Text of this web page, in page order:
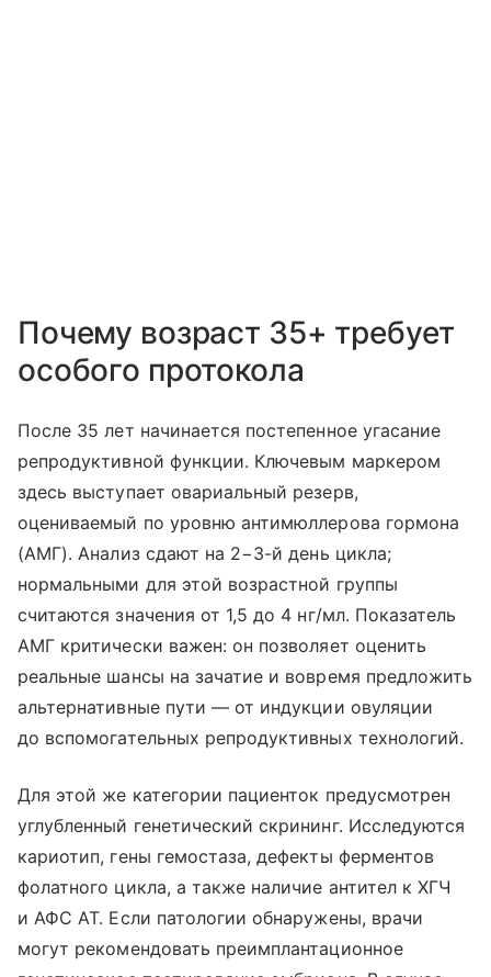
Почему возраст 35+ требует
особого протокола
После 35 лет начинается постепенное угасание
репродуктивной функции. Ключевым маркером
здесь выступает овариальный резерв,
оцениваемый по уровню антимюллерова гормона
(АМГ). Анализ сдают на 2−3-й день цикла;
нормальными для этой возрастной группы
считаются значения от 1,5 до 4 нг/мл. Показатель
АМГ критически важен: он позволяет оценить
реальные шансы на зачатие и вовремя предложить
альтернативные пути — от индукции овуляции
до вспомогательных репродуктивных технологий.
Для этой же категории пациенток предусмотрен
углубленный генетический скрининг. Исследуются
кариотип, гены гемостаза, дефекты ферментов
фолатного цикла, а также наличие антител к ХГЧ
и АФС АТ. Если патологии обнаружены, врачи
могут рекомендовать преимплантационное